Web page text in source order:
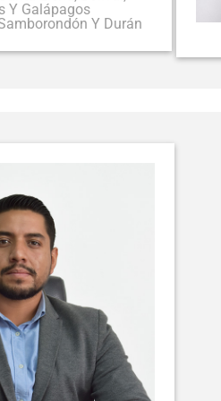
Y Galápagos
Y Durán